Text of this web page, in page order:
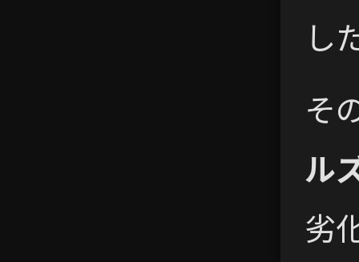
し
そ
ル
劣